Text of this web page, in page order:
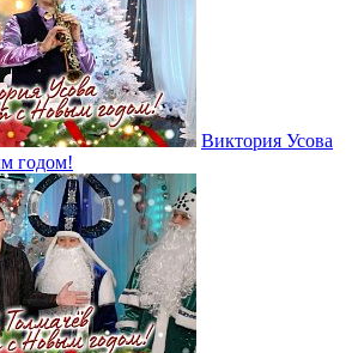
Виктория Усова
годом!